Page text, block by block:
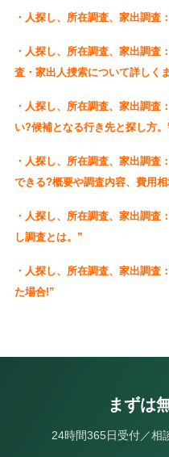
・人探し、所在調査、家出調査
・人探し、所在調査、家出調査
査・家出人捜索について詳しく
・人探し、所在調査、家出調査
い?候補となる行き先と探し方
・人探し、所在調査、家出調査
できる?概要や調査内容、費用
・人探し、所在調査、家出調査
し調査とは。”
・人探し、所在調査、家出調査
た場合!”
まずは
24時間365日受付／相